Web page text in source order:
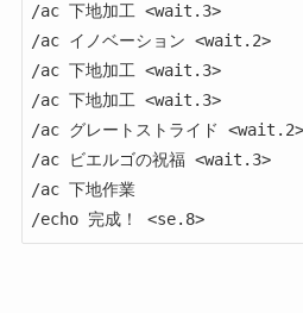
/ac 下地加工 <wait.3>
/ac イノベーション <wait.2>
/ac 下地加工 <wait.3>
/ac 下地加工 <wait.3>
/ac グレートストライド <wait.2>
/ac ビエルゴの祝福 <wait.3>
/ac 下地作業
/echo 完成！ <se.8>